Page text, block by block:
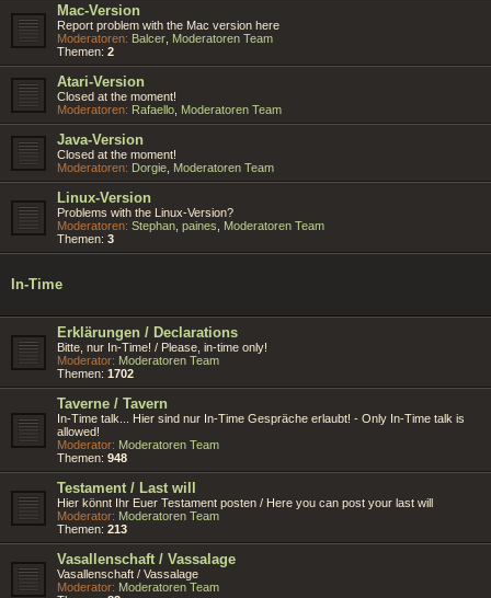
Mac-Version
Report problem with the Mac version here
Moderatoren: Balcer Moderatoren Team
Themen: 2
Atari-Version
Closed at the moment!
Moderatoren: Rafaello Moderatoren Team
Java-Version
Closed at the moment!
Moderatoren: Dorgie Moderatoren Team
Linux-Version
Problems with the Linux-Version?
Moderatoren: Stephan paines
Moderatoren Team
Themen: 3
In-Time
Erklärungen / Declarations
Bitte, nur In-Time! / Please, in-time only!
Moderator: Moderatoren Team
Themen: 1702
Taverne / Tavern
In-Time talk... Hier sind nur In-Time Gespräche erlaubt! - Only In-Time talk is
allowed!
Moderator: Moderatoren Team
Themen: 948
Testament / Last will
Hier könnt Ihr Euer Testament posten / Here you can post your last will
Moderator: Moderatoren Team
Themen: 213
Vasallenschaft / Vassalage
Vasallenschaft / Vassalage
Moderator: Moderatoren Team